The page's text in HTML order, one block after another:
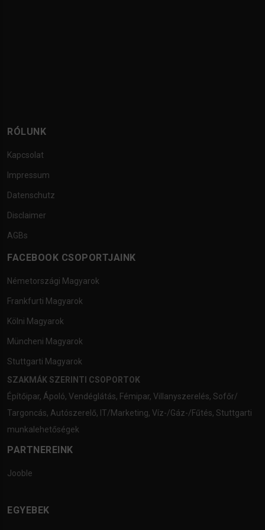
RÓLUNK
Kapcsolat
Impressum
Datenschutz
Disclaimer
AGBs
FACEBOOK CSOPORTJAINK
Németországi Magyarok
Frankfurti Magyarok
Kölni Magyarok
Müncheni Magyarok
Stuttgarti Magyarok
SZAKMÁK SZERINTI CSOPORTOK
Építőipar, Ápoló, Vendéglátás, Fémipar, Villanyszerelés, Sofőr/
Targoncás, Autószerelő, IT/Marketing, Víz-/Gáz-/Fűtés, Stuttgarti
munkalehetőségek
PARTNEREINK
Jooble
EGYEBEK